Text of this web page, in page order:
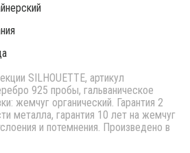
SILHOUETTE, артикул
925 пробы, гальваническое
жемчуг органический. Гарантия 2
металла, гарантия 10 лет на жемчуг
и потемнения. Произведено в